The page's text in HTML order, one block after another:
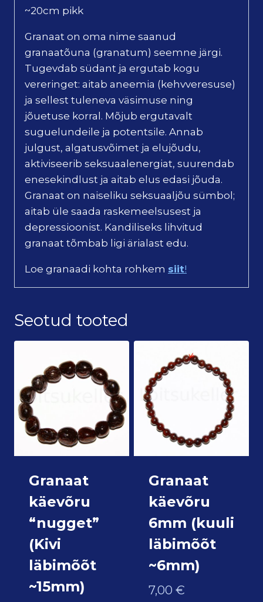
~20cm pikk
Granaat on oma nime saanud
granaatõuna (granatum) seemne järgi.
Tugevdab südant ja ergutab kogu
vereringet: aitab aneemia (kehvveresuse)
ja sellest tuleneva väsimuse ning
jõuetuse korral. Mõjub ergutavalt
suguelundeile ja potentsile. Annab
julgust, algatusvõimet ja elujõudu,
aktiviseerib seksuaalenergiat, suurendab
enesekindlust ja aitab elus edasi jõuda.
Granaat on naiseliku seksuaaljõu sümbol;
aitab üle saada raskemeelsusest ja
depressioonist. Kandiliseks lihvitud
granaat tõmbab ligi ärialast edu.
Loe granaadi kohta rohkem siit!
Seotud tooted
Granaat
käevõru
“nugget”
(Kivi
läbimõõt
~15mm)
Granaat
käevõru
6mm (kuuli
läbimõõt
~6mm)
7,00 €